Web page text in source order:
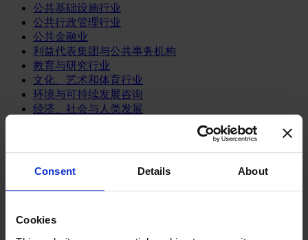
Consent Details About
Cookies
公共基础设施行业
公共行政管理行业
公共金融业
利益代表集团与公共事务机构
教育与研究行业
文化、艺术和体育行业
环境与可持续发展咨询
经济、社会与人类发展
媒体和娱乐业
消费品
餐饮、旅游与酒店业